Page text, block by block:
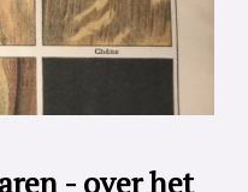
- over het